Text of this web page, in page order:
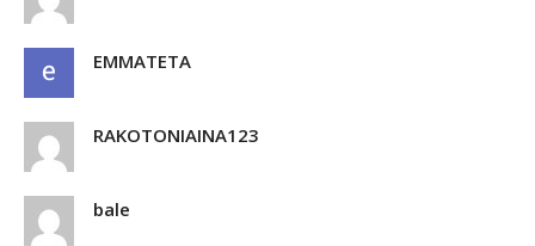
EMMATETA
RAKOTONIAINA123
bale